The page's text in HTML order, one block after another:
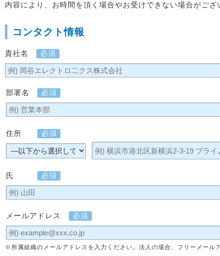
内容により、お時間を頂く場合やお受けできない場合がご
コンタクト情報
貴社名 必須
部署名 必須
住所 必須
氏 必須
メールアドレス 必須
※所属組織のメールアドレスを入力ください。法人の場合、フリーメール